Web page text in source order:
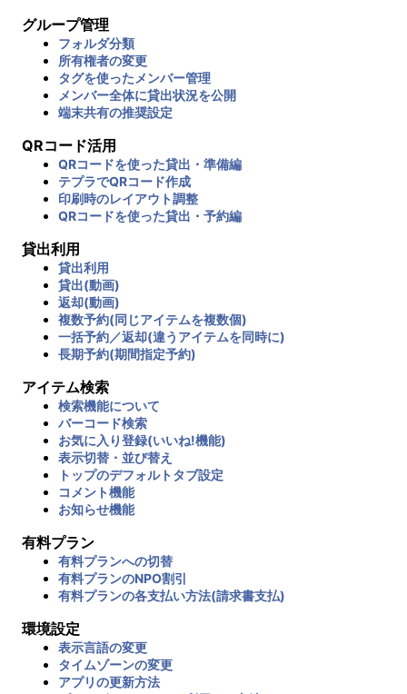
グループ管理
フォルダ分類
所有権者の変更
タグを使ったメンバー管理
メンバー全体に貸出状況を公開
端末共有の推奨設定
QRコード活用
QRコードを使った貸出・準備編
テプラでQRコード作成
印刷時のレイアウト調整
QRコードを使った貸出・予約編
貸出利用
貸出利用
貸出(動画)
返却(動画)
複数予約(同じアイテムを複数個)
一括予約／返却(違うアイテムを同時に)
長期予約(期間指定予約)
アイテム検索
検索機能について
バーコード検索
お気に入り登録(いいね!機能)
表示切替・並び替え
トップのデフォルトタブ設定
コメント機能
お知らせ機能
有料プラン
有料プランへの切替
有料プランのNPO割引
有料プランの各支払い方法(請求書支払)
環境設定
表示言語の変更
タイムゾーンの変更
アプリの更新方法